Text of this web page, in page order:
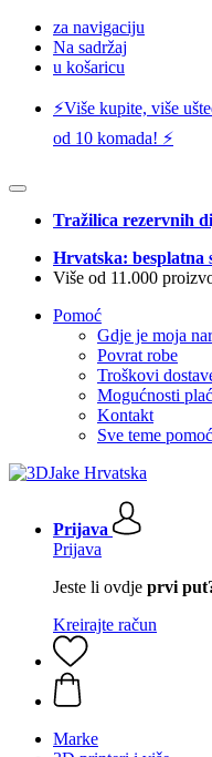
za navigaciju
Na sadržaj
u košaricu
⚡️Više kupite, više
od 10 komada! ⚡️
Tražilica rezervnih
Hrvatska: besplatna
Više od 11.000
Pomoć
Gdje je moja
Povrat robe
Troškovi
Mogućnosti
Kontakt
Sve teme
Prijava
Prijava
Jeste li ovdje prvi
Kreirajte račun
Marke